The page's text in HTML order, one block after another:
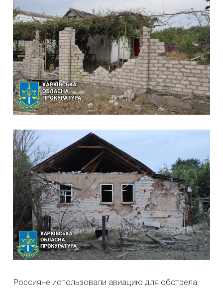
Россияне использовали авиацию для обстрела